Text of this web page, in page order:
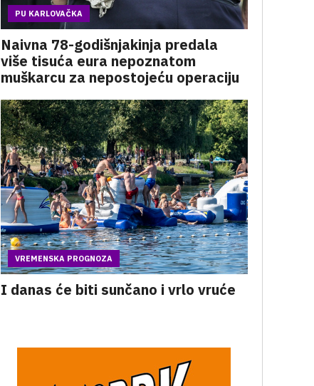
PU KARLOVAČKA
Naivna 78-godišnjakinja predala
više tisuća eura nepoznatom
muškarcu za nepostojeću operaciju
VREMENSKA PROGNOZA
I danas će biti sunčano i vrlo vruće